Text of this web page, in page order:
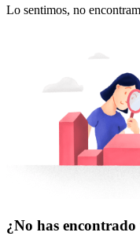
Lo sentimos, no
¿No has